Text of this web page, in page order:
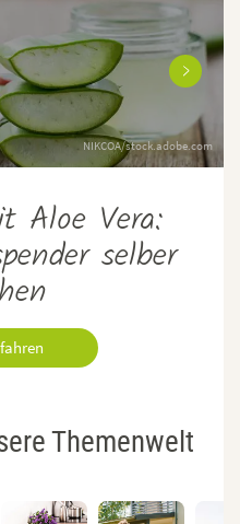
NIKCOA/stock.adobe.com
Aloe Vera:
selber
Themenwelt